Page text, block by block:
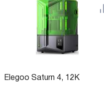
Elegoo Saturn 4, 12K